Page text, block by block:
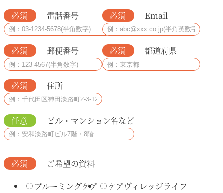
必須 電話番号 必須 Email
必須 郵便番号 必須 都道府県
必須 住所
任意 ビル・マンション名など
必須
ご希望の資料
ブルーミングケア
ケアヴィレッジライフ